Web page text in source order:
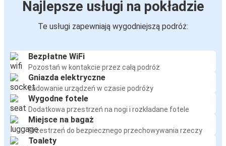
Najlepsze usługi na pokładzie
Te usługi zapewniają wygodniejszą podróż:
Bezpłatne WiFi
Pozostań w kontakcie przez całą podróż
Gniazda elektryczne
Ładowanie urządzeń w czasie podróży
Wygodne fotele
Dodatkowa przestrzeń na nogi i rozkładane fotele
Miejsce na bagaż
Przestrzeń do bezpiecznego przechowywania rzeczy
Toalety